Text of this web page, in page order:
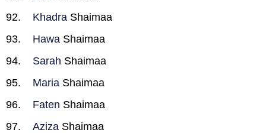
Khadra Shaimaa
Hawa Shaimaa
Sarah Shaimaa
Maria Shaimaa
Faten Shaimaa
Aziza Shaimaa